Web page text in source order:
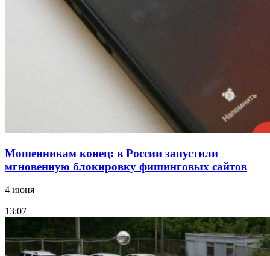
Волгоградские компании нарастили экспорт:
заключены контракты на 3,6 млн долларов
Мошенникам конец: в России запустили
мгновенную блокировку фишинговых сайтов
4 июня
13:07